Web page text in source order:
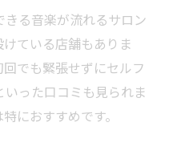
る音楽が流れるサロン
ている店舗もありま
でも緊張せずにセルフ
った口コミも見られま
におすすめです。